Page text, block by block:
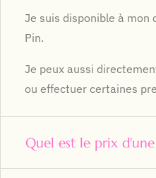
Je suis disponible à mon
Pin.
Je peux aussi
ou effectuer certaines
Quel est le prix